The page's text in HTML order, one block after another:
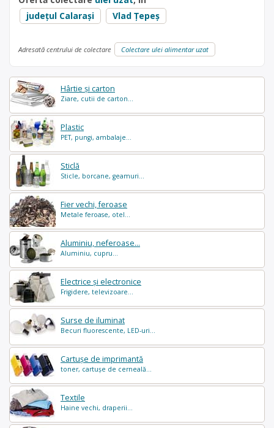
Hârtie și carton
Ziare, cutii de carton...
Plastic
PET, pungi, ambalaje...
Sticlă
Sticle, borcane, geamuri...
Fier vechi, feroase
Metale feroase, otel...
Aluminiu, neferoase...
Aluminiu, cupru...
Electrice și electronice
Frigidere, televizoare...
Surse de iluminat
Becuri fluorescente, LED-uri...
Cartușe de imprimantă
toner, cartușe de cerneală...
Textile
Haine vechi, draperii...
județul Calarași
Vlad Ţepeş
Adresată centrului de colectare Colectare ulei alimentar uzat